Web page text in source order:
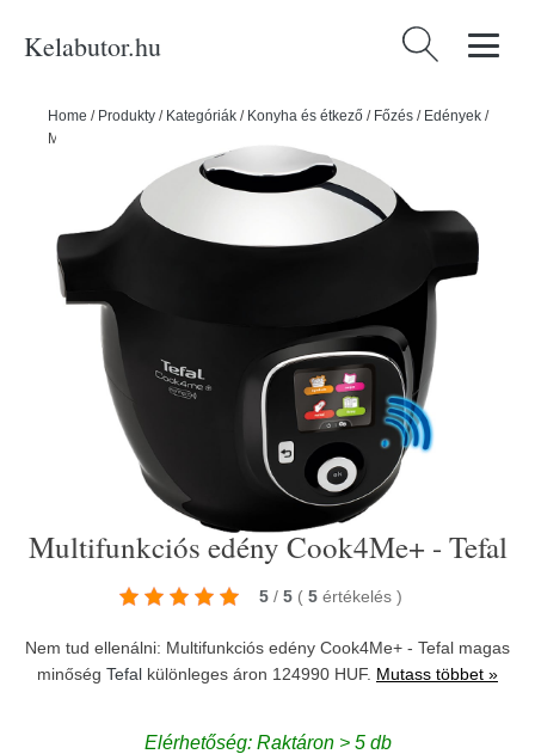
Kelabutor.hu Keresés:
Home / Produkty / Kategóriák / Konyha és étkező / Főzés / Edények /
Multifunkciós edény Cook4Me+ - Tefal
Multifunkciós edény Cook4Me+ - Tefal
5 / 5 ( 5 értékelés )
Nem tud ellenálni: Multifunkciós edény Cook4Me+ - Tefal magas
minőség Tefal különleges áron 124990 HUF. Mutass többet »
Elérhetőség: Raktáron > 5 db